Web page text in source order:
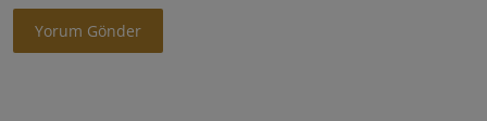
Yorum Gönder